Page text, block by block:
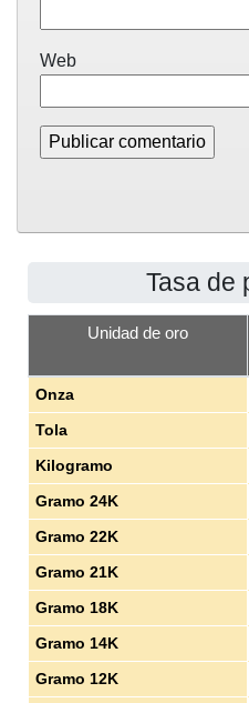
Web
Tasa de
Unidad de oro
Onza
Tola
Kilogramo
Gramo 24K
Gramo 22K
Gramo 21K
Gramo 18K
Gramo 14K
Gramo 12K